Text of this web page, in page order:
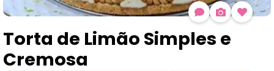
Torta de Limão Simples e
Cremosa